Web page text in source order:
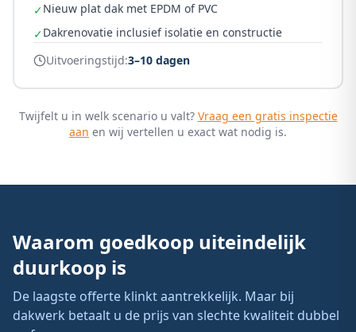
✓Nieuw plat dak met EPDM of PVC
✓Dakrenovatie inclusief isolatie en constructie
Uitvoeringstijd:3–10 dagen
Twijfelt u in welk scenario u valt? Vraag een gratis inspectie
aan en wij vertellen u exact wat nodig is.
Waarom goedkoop uiteindelijk
duurkoop is
De laagste offerte klinkt aantrekkelijk. Maar bij
dakwerk betaalt u de prijs van slechte kwaliteit dubbel